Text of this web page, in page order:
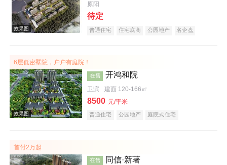
效果图
效果图
原阳
待定
普通住宅 住宅底商 公园地产 名企盘
6层低密墅院，户户有庭院！
在售 开鸿和院
卫滨 建面 120-166㎡
8500 元/平米
普通住宅 公园地产 庭院式住宅
首付2万起
在售 同信·新著